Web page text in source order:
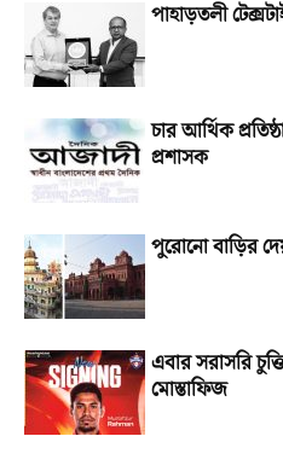
পাহাড়তলী
চার আর্থিক
প্রশাসক
পুরোনো বাড়ির
এবার সরাসরি
মোস্তাফিজ